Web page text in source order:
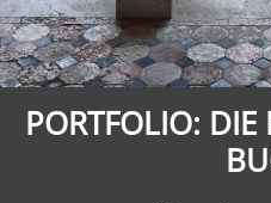
Verlag
PORTFOLIO: